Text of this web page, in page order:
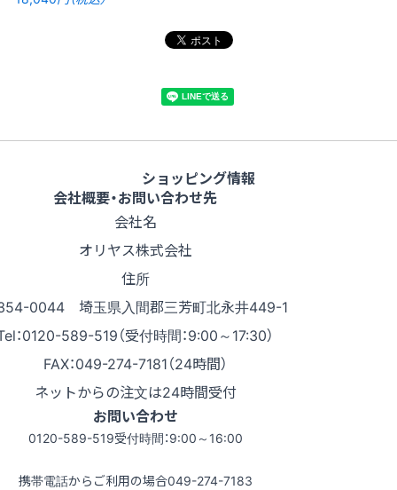
ショッピング情報
会社概要・お問い合わせ先
会社名
オリヤス株式会社
住所
0044 埼玉県入間郡三芳町北永井449-1
：0120-589-519（受付時間：9:00～17:30）
FAX：049-274-7181（24時間）
ネットからの注文は24時間受付
お問い合わせ
0120-589-519受付時間：9:00～16:00
携帯電話からご利用の場合049-274-7183